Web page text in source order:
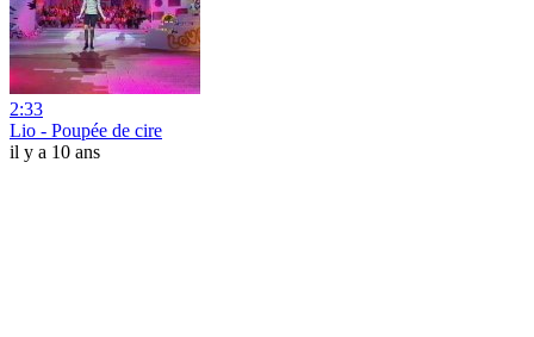
2:33
Lio - Poupée de cire
il y a 10 ans